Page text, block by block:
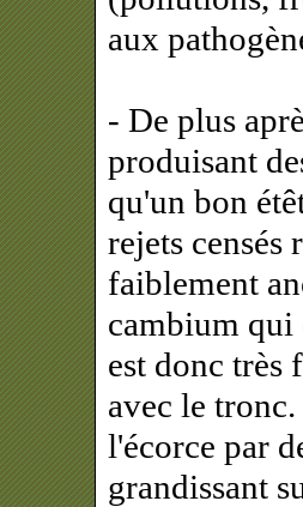
aux
- De plus
produisant
qu'un bon
rejets censés
faiblement
cambium qui
est donc très
avec le
l'écorce par
grandissant